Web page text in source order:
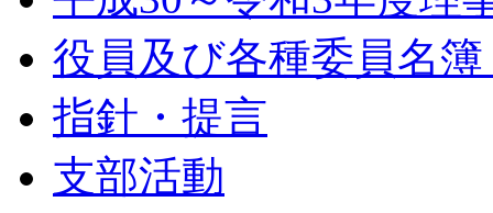
役員及び各種委員名
指針・提言
支部活動